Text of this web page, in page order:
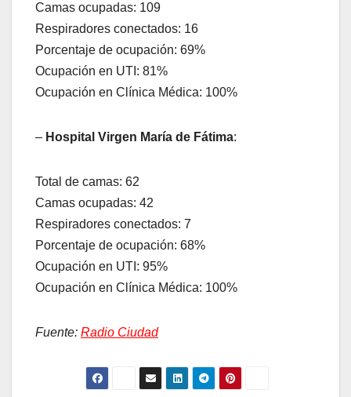
Camas ocupadas: 109
Respiradores conectados: 16
Porcentaje de ocupación: 69%
Ocupación en UTI: 81%
Ocupación en Clínica Médica: 100%
– Hospital Virgen María de Fátima:
Total de camas: 62
Camas ocupadas: 42
Respiradores conectados: 7
Porcentaje de ocupación: 68%
Ocupación en UTI: 95%
Ocupación en Clínica Médica: 100%
Fuente: Radio Ciudad